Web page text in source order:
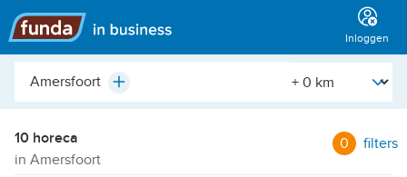
Hoofdmenu
Inloggen
Plaats,
etc.
Plus [Straal]
10 horeca
in Amersfoort
0 filters